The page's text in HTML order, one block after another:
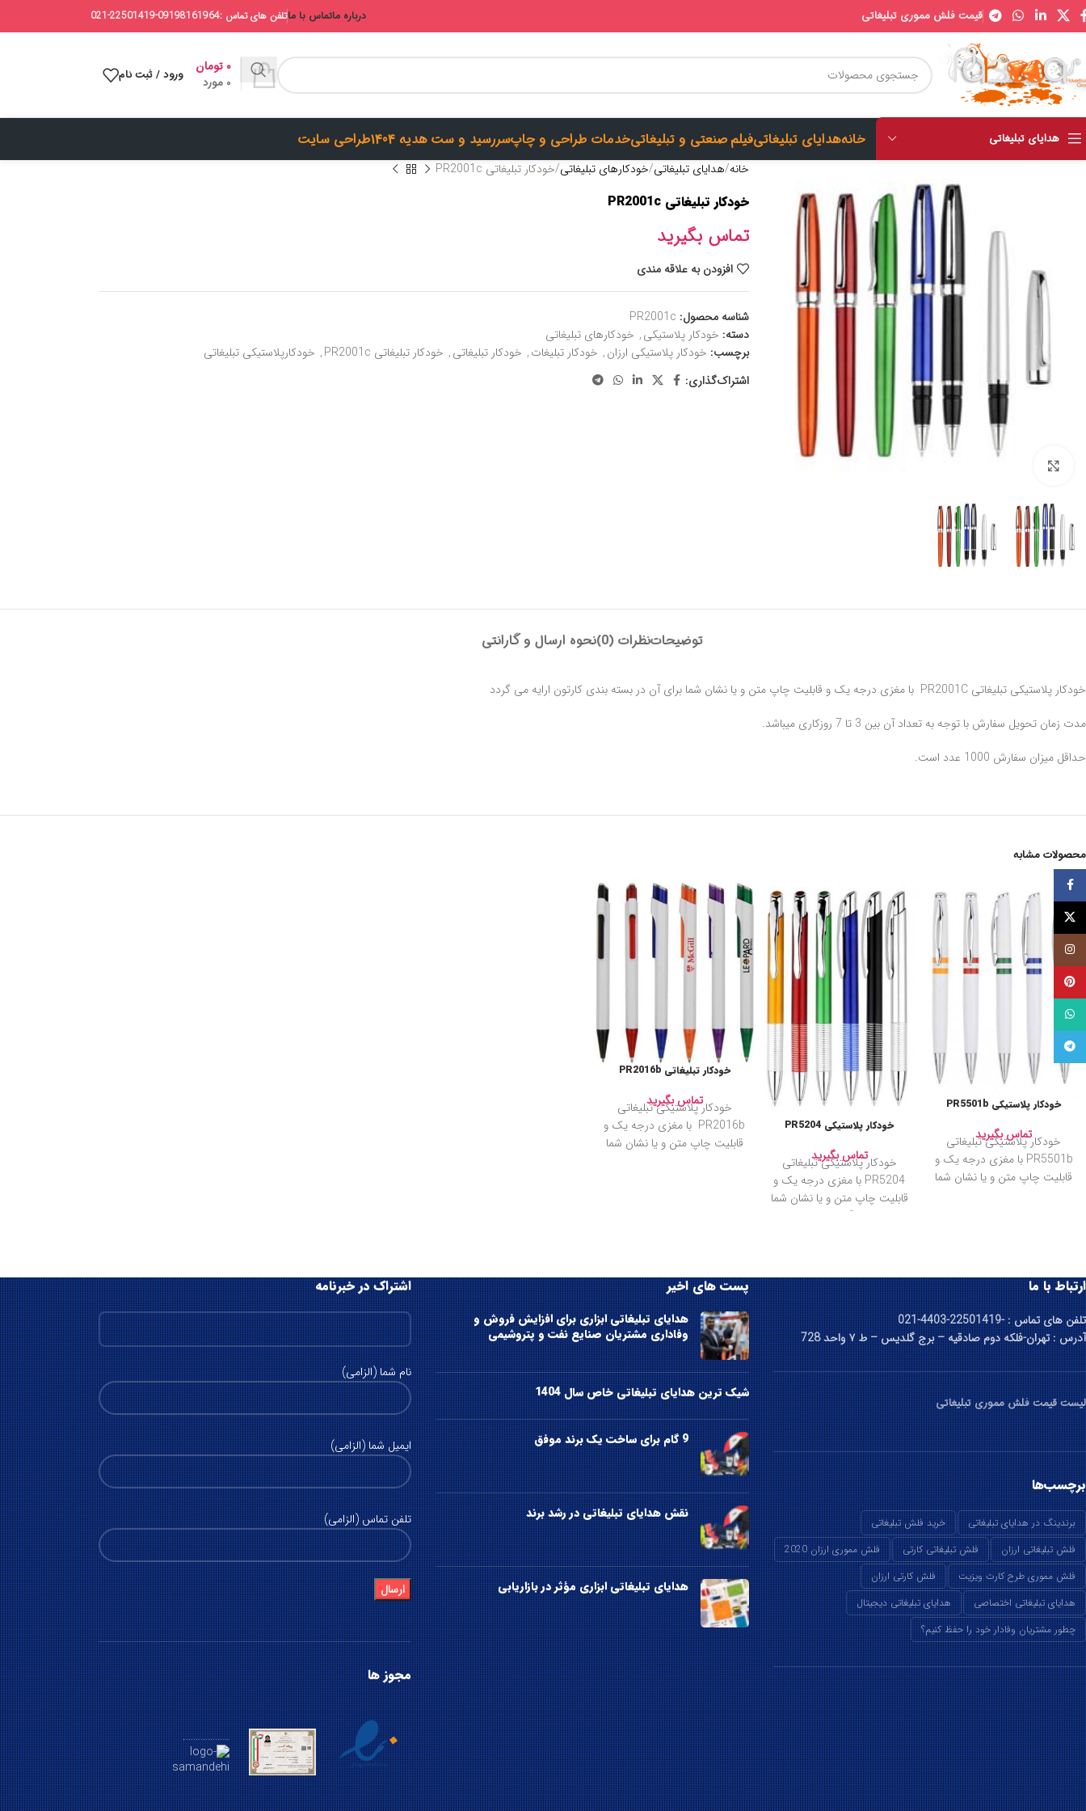
قیمت فلش مموری تبلیغاتی درباره ماتماس با ماتلفن های تماس :09198161964-22501419-021
0 مورد
۰ تومان ورود / ثبت نام
هدایای تبلیغاتی خانههدایای تبلیغاتیفیلم صنعتی و تبلیغاتیخدمات طراحی و چاپسررسید و ست هدیه 1404 طراحی سایت
خانه هدایای تبلیغاتی خودکارهای تبلیغاتی خودکار تبلیغاتی PR2001c
خودکار تبلیغاتی PR2001c
تماس بگیرید
افزودن به علاقه مندی
شناسه محصول: PR2001c
دسته: خودکار پلاستیکی, خودکارهای تبلیغاتی
برچسب: خودکار پلاستیکی ارزان, خودکار تبلیغات, خودکار تبلیغاتی, خودکار تبلیغاتی PR2001c , خودکارپلاستیکی تبلیغاتی
اشتراک‌گذاری:
توضیحاتنظرات (0) نحوه ارسال و گارانتی
خودکار پلاستیکی تبلیغاتی PR2001C با مغزی درجه یک و قابلیت چاپ متن و یا نشان شما برای آن در بسته بندی کارتون ارایه می گردد
مدت زمان تحویل سفارش با توجه به تعداد آن بین 3 تا 7 روزکاری میباشد.
حداقل میزان سفارش 1000 عدد است.
محصولات مشابه
خودکار پلاستیکی PR5501b
تماس بگیرید
خودکار پلاستیکی تبلیغاتی
PR5501b با مغزی درجه یک و
قابلیت چاپ متن و یا نشان شما
خودکار پلاستیکی PR5204
تماس بگیرید
خودکار پلاستیکی تبلیغاتی
PR5204 با مغزی درجه یک و
قابلیت چاپ متن و یا نشان شما
برای آن در بسته
خودکار تبلیغاتی PR2016b
تماس بگیرید
خودکار پلاستیکی تبلیغاتی
PR2016b با مغزی درجه یک و
قابلیت چاپ متن و یا نشان شما
ارتباط با ما
تلفن های تماس : -22501419-4403-021
آدرس : تهران-فلکه دوم صادقیه – برج گلدیس – ط ۷ واحد 728
لیست قیمت فلش مموری تبلیغاتی
برچسب‌ها
برندینگ در هدایای تبلیغاتی
خرید فلش تبلیغاتی
فلش تبلیغاتی ارزان
فلش تبلیغاتی کارتی
فلش مموری ارزان 2020
فلش مموری طرح کارت ویزیت
فلش کارتی ارزان
هدایای تبلیغاتی اختصاصی
هدایای تبلیغاتی دیجیتال
چطور مشتریان وفادار خود را حفظ کنیم؟
پست های اخیر
هدایای تبلیغاتی ابزاری برای افزایش فروش و
وفاداری مشتریان صنایع نفت و پتروشیمی
شیک ترین هدایای تبلیغاتی خاص سال 1404
9 گام برای ساخت یک برند موفق
نقش هدایای تبلیغاتی در رشد برند
هدایای تبلیغاتی ابزاری مؤثر در بازاریابی
اشتراک در خبرنامه
نام شما (الزامی)
ایمیل شما (الزامی)
تلفن تماس (الزامی)
مجوز ها
……………….
توئیتر (X)
اینستاگرام